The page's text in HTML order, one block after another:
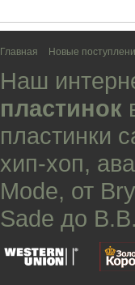
Главная Новые
Наш
пластинок
пластинки
хип-хоп,
Mode, от
Sade до